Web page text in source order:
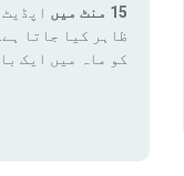
15 منٹ میں
ظاہر کیا جاتا
کو ماہ میں ایک